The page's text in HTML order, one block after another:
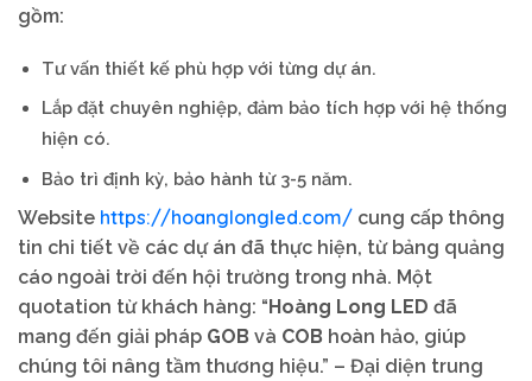
gồm:
Tư vấn thiết kế phù hợp với từng dự án.
Lắp đặt chuyên nghiệp, đảm bảo tích hợp với hệ thống
hiện có.
Bảo trì định kỳ, bảo hành từ 3-5 năm.
Website https://hoanglongled.com/ cung cấp thông
tin chi tiết về các dự án đã thực hiện, từ bảng quảng
cáo ngoài trời đến hội trường trong nhà. Một
quotation từ khách hàng: “Hoàng Long LED đã
mang đến giải pháp GOB và COB hoàn hảo, giúp
chúng tôi nâng tầm thương hiệu.” – Đại diện trung